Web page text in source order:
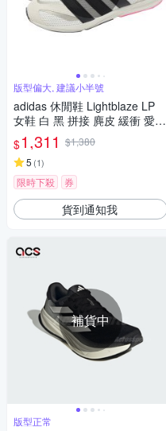
版型偏大, 建議小半號
adidas 休閒鞋 Lightblaze LP
女鞋 白 黑 拼接 麂皮 緩衝 愛迪
達 JS3200
$1,311 $1,380
5 (1)
限時下殺 券
貨到通知我
補貨中
版型正常